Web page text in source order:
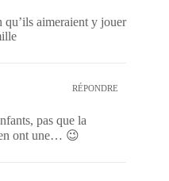
qu’ils aimeraient y jouer
RÉPONDRE
pas que la
en ont une… 😉